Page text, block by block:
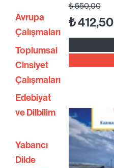
Avrupa
Çalışmaları
Toplumsal
Cinsiyet
Çalışmaları
Edebiyat
ve Dilbilim
Yabancı
Dilde
₺550,00
₺412,50